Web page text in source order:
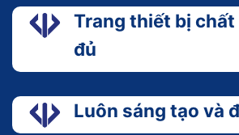
Trang thiết bị
đủ
Luôn sáng tạo và